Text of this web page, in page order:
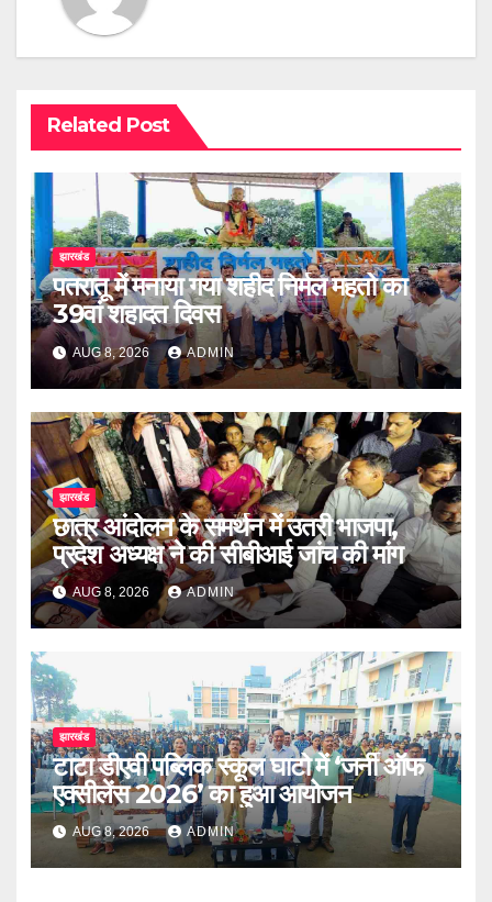
Related Post
झारखंड
पतरातू में मनाया गया शहीद निर्मल महतो का
39वां शहादत दिवस
AUG 8, 2026 ADMIN
झारखंड
छात्र आंदोलन के समर्थन में उतरी भाजपा,
प्रदेश अध्यक्ष ने की सीबीआई जांच की मांग
AUG 8, 2026 ADMIN
झारखंड
टाटा डीएवी पब्लिक स्कूल घाटो में ‘जर्नी ऑफ
एक्सीलेंस 2026’ का हुआ आयोजन
AUG 8, 2026 ADMIN